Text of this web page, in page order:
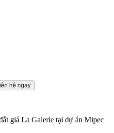
hệ ngay
giá La Galerie tại dự án Mipec